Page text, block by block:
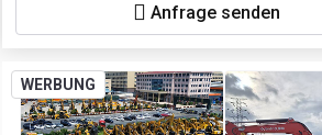
Anfrage senden
WERBUNG